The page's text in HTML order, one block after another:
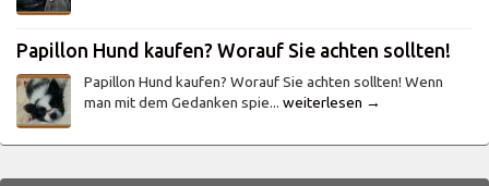
Papillon Hund kaufen? Worauf Sie achten sollten!
Papillon Hund kaufen? Worauf Sie achten sollten! Wenn
man mit dem Gedanken spie... weiterlesen →